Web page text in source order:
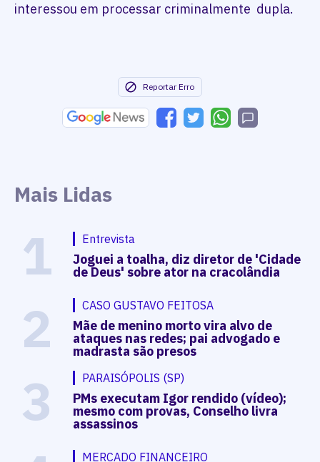
interessou em processar criminalmente dupla.
Reportar Erro
Mais Lidas
1 Entrevista
Joguei a toalha, diz diretor de 'Cidade
de Deus' sobre ator na cracolândia
2 CASO GUSTAVO FEITOSA
Mãe de menino morto vira alvo de
ataques nas redes; pai advogado e
madrasta são presos
3 PARAISÓPOLIS (SP)
PMs executam Igor rendido (vídeo);
mesmo com provas, Conselho livra
assassinos
MERCADO FINANCEIRO